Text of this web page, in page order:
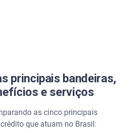
principais bandeiras,
e serviços
as cinco principais
que atuam no Brasil: